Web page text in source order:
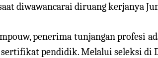
diwawancarai diruang kerjanya
penerima tunjangan profesi
pendidik. Melalui seleksi di